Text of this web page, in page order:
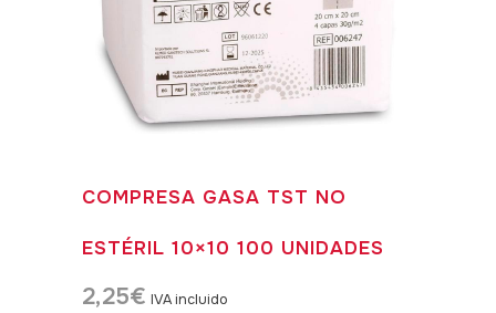
COMPRESA GASA TST NO
ESTÉRIL 10×10 100 UNIDADES
2,25€ IVA incluido